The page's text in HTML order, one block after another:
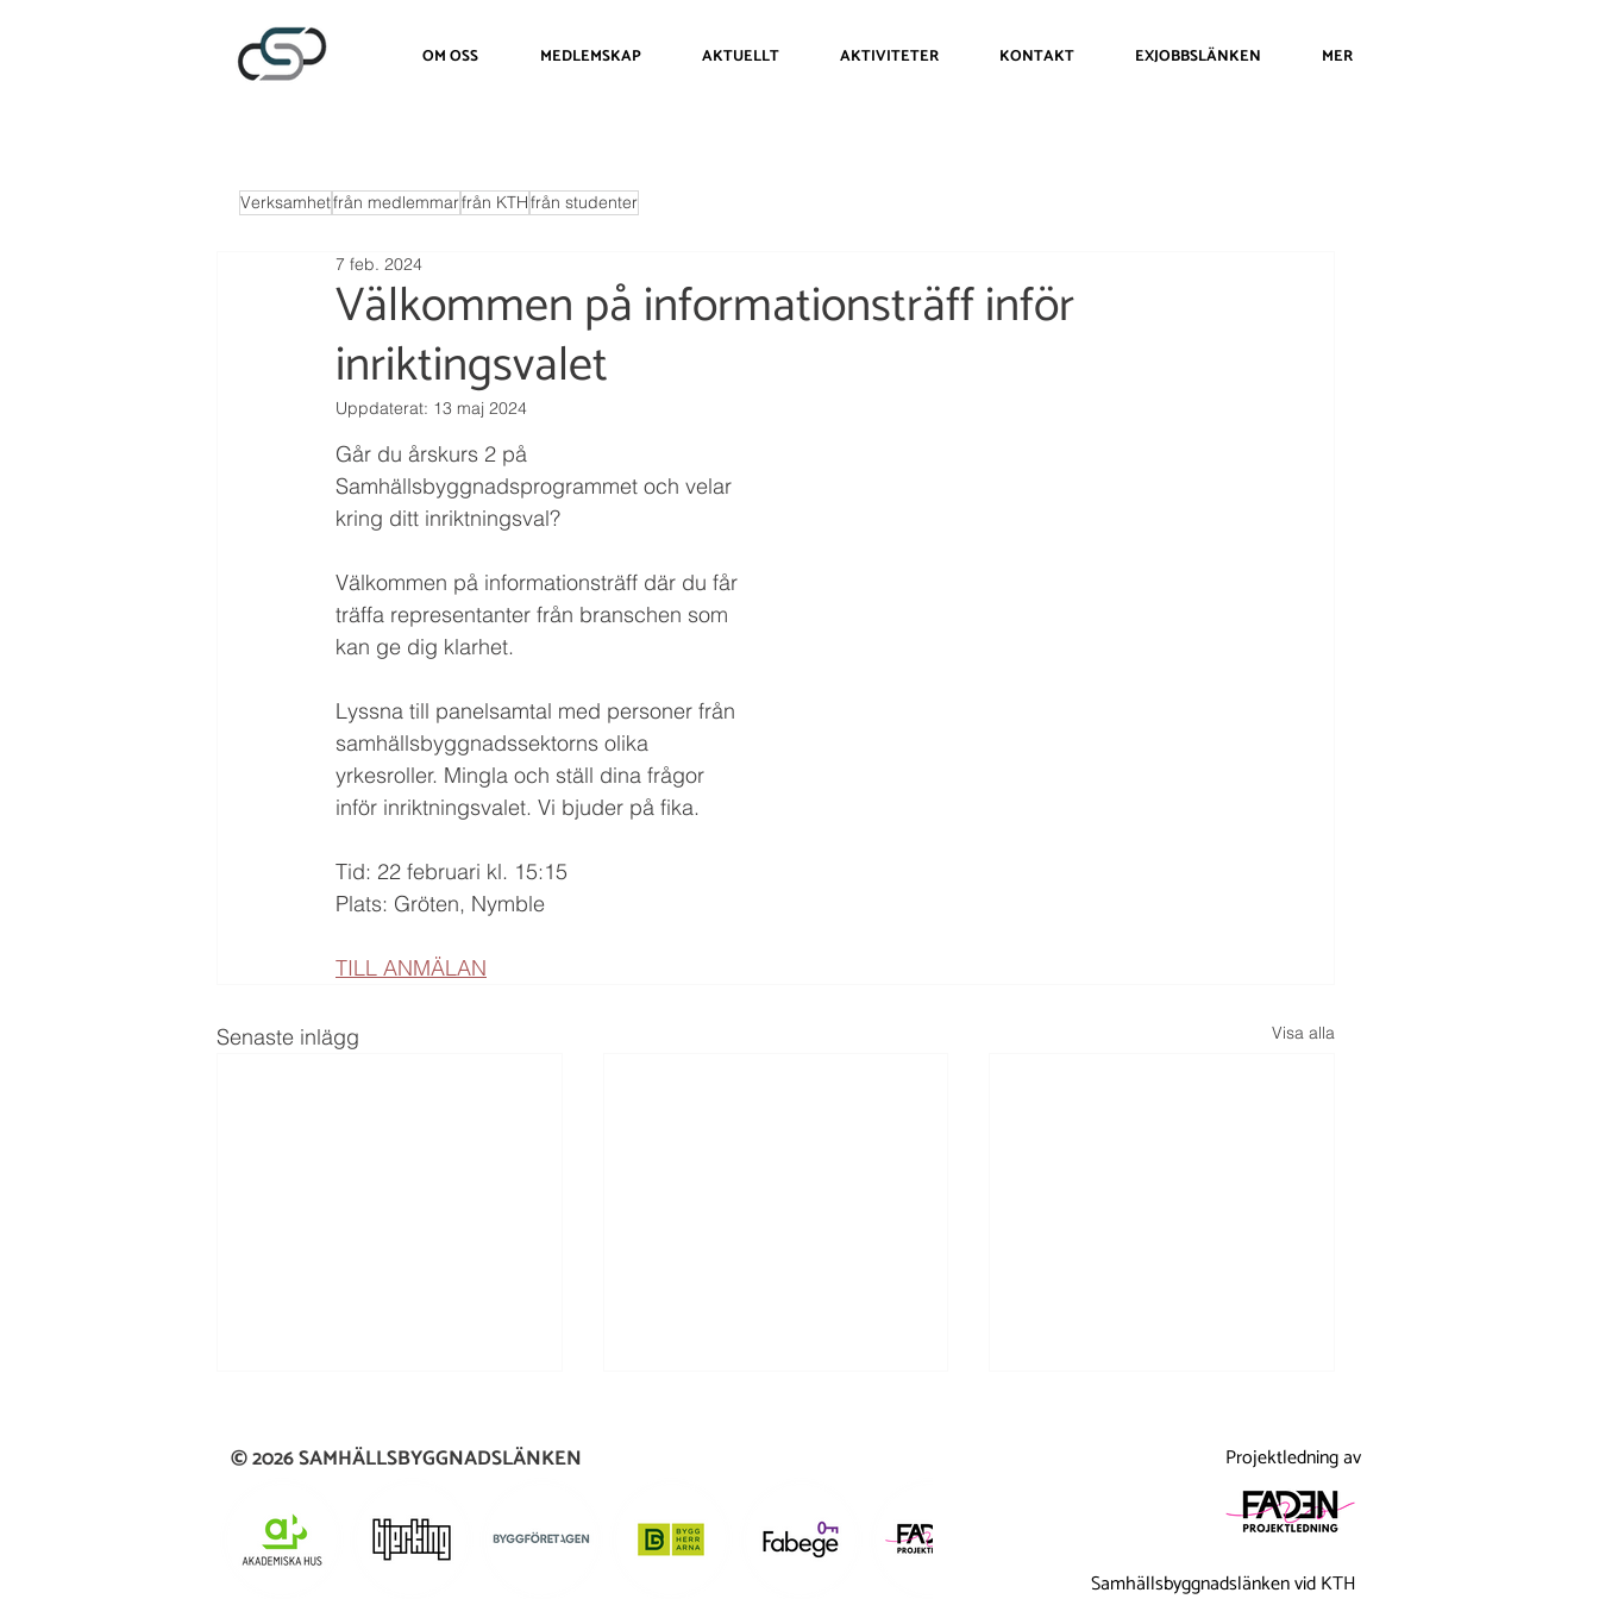
OM OSS MEDLEMSKAP AKTUELLT AKTIVITETER KONTAKT EXJOBBSLÄNKEN MER
Verksamhetfrån medlemmarfrån KTHfrån studenter
Välkommen på informationsträff inför
inriktingsvalet
7 feb. 2024
Uppdaterat: 13 maj 2024
Går du årskurs 2 på
Samhällsbyggnadsprogrammet och velar
kring ditt inriktningsval?
Välkommen på informationsträff där du får
träffa representanter från branschen som
kan ge dig klarhet.
Lyssna till panelsamtal med personer från
samhällsbyggnadssektorns olika
yrkesroller. Mingla och ställ dina frågor
inför inriktningsvalet. Vi bjuder på fika.
Tid: 22 februari kl. 15:15
Plats: Gröten, Nymble
TILL ANMÄLAN
Senaste inlägg Visa alla
© 2026 SAMHÄLLSBYGGNADSLÄNKEN Projektledning av
Samhällsbyggnadslänken vid KTH